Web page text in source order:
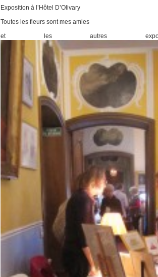
Exposition à l’Hôtel D’Olivary
Toutes les fleurs sont mes amies
et les autres